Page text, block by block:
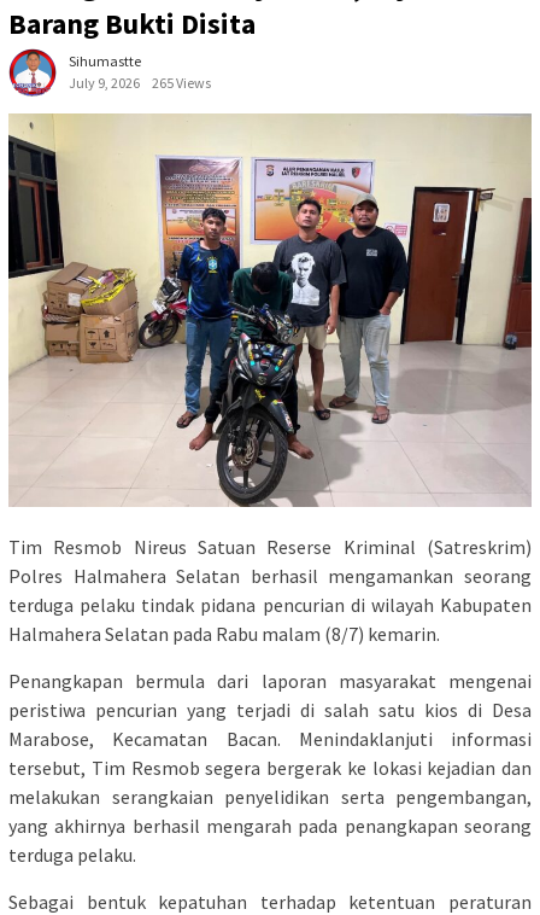
Barang Bukti Disita
Sihumastte
July 9, 2026
265 Views
Tim Resmob Nireus Satuan Reserse Kriminal (Satreskrim)
Polres Halmahera Selatan berhasil mengamankan seorang
terduga pelaku tindak pidana pencurian di wilayah Kabupaten
Halmahera Selatan pada Rabu malam (8/7) kemarin.
Penangkapan bermula dari laporan masyarakat mengenai
peristiwa pencurian yang terjadi di salah satu kios di Desa
Marabose, Kecamatan Bacan. Menindaklanjuti informasi
tersebut, Tim Resmob segera bergerak ke lokasi kejadian dan
melakukan serangkaian penyelidikan serta pengembangan,
yang akhirnya berhasil mengarah pada penangkapan seorang
terduga pelaku.
Sebagai bentuk kepatuhan terhadap ketentuan peraturan